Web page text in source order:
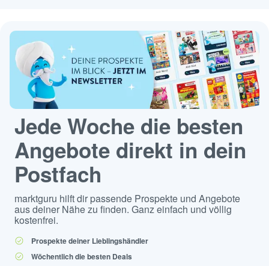
Jede Woche die besten
Angebote direkt in dein
Postfach
marktguru hilft dir passende Prospekte und Angebote
aus deiner Nähe zu finden. Ganz einfach und völlig
kostenfrei.
Prospekte deiner Lieblingshändler
Wöchentlich die besten Deals